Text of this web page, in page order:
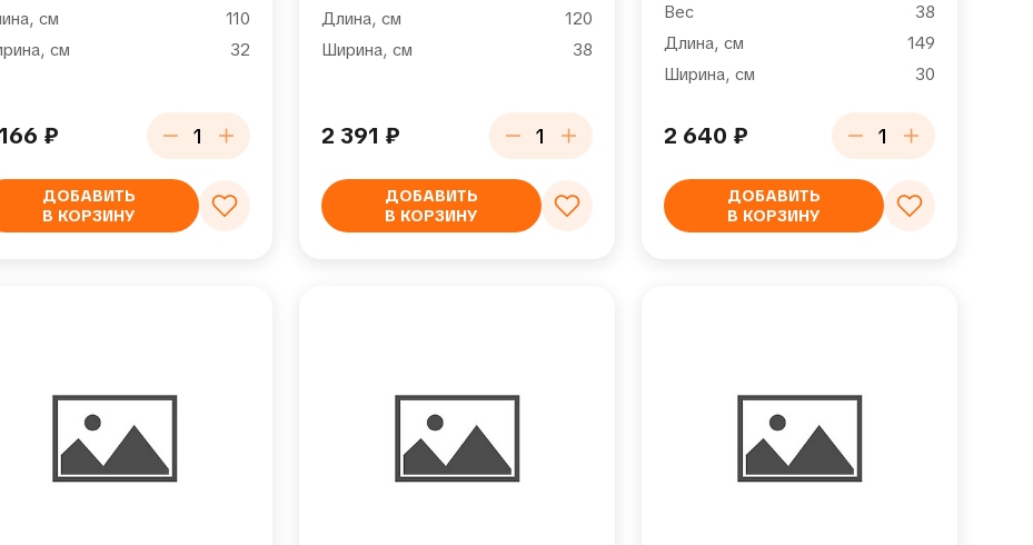
см
110
см
32
₽
ДОБАВИТЬ
В КОРЗИНУ
Длина, см
120
Ширина, см
38
2 391 ₽
ДОБАВИТЬ
В КОРЗИНУ
Вес
38
Длина, см
149
Ширина, см
30
2 640 ₽
ДОБАВИТЬ
В КОРЗИНУ